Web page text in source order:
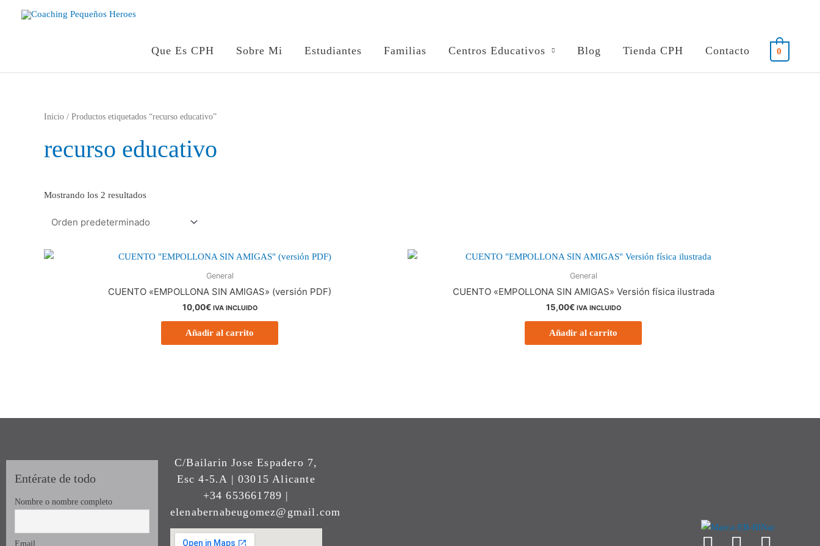
Que Es CPH Sobre Mi Estudiantes Familias Centros Educativos Blog Tienda CPH Contacto 0
Inicio / Productos etiquetados “recurso educativo”
recurso educativo
Mostrando los 2 resultados
General
CUENTO «EMPOLLONA SIN AMIGAS» (versión PDF)
10,00€ IVA INCLUIDO
Añadir al carrito
General
CUENTO «EMPOLLONA SIN AMIGAS» Versión física ilustrada
15,00€ IVA INCLUIDO
Añadir al carrito
Entérate de todo
Nombre o nombre completo
Email
C/Bailarin Jose Espadero 7,
Esc 4-5.A | 03015 Alicante
+34 653661789 |
elenabernabeugomez@gmail.com